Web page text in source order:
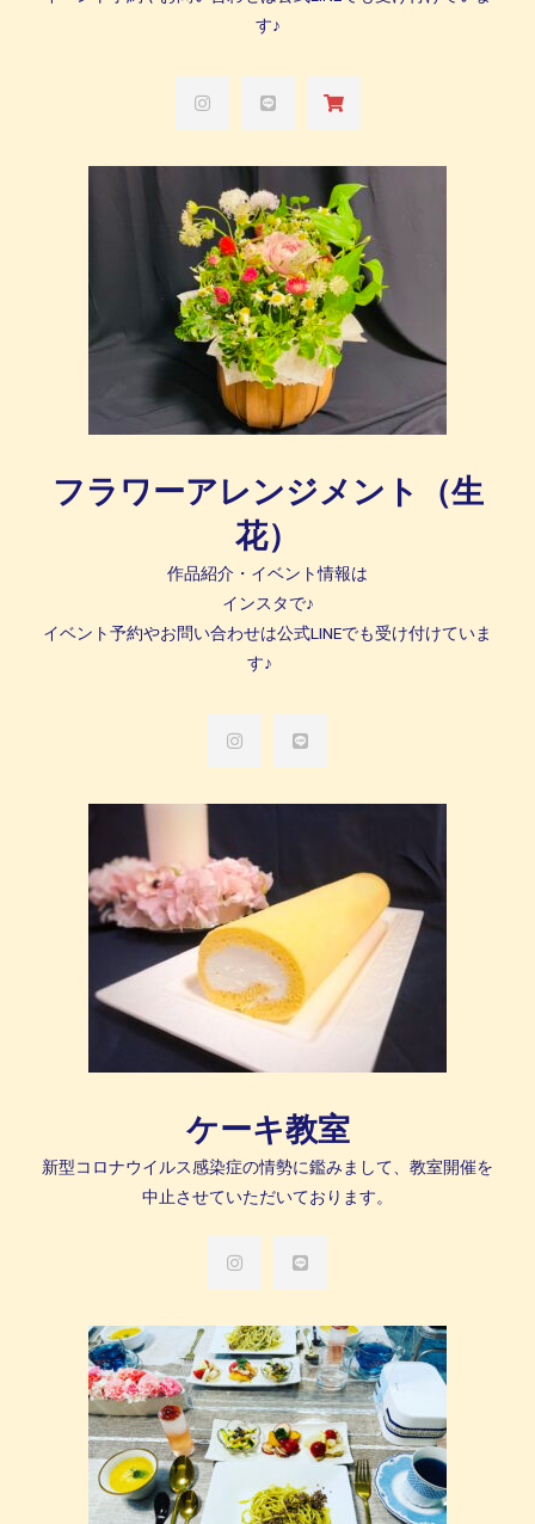
す♪
フラワーアレンジメント（生
花）
作品紹介・イベント情報は
インスタで♪
イベント予約やお問い合わせは公式LINEでも受け付けていま
す♪
ケーキ教室
新型コロナウイルス感染症の情勢に鑑みまして、教室開催を
中止させていただいております。